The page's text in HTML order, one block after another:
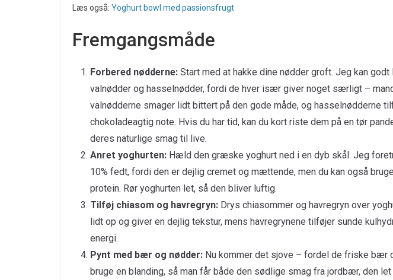
Læs også: Yoghurt bowl med passionsfrugt
Fremgangsmåde
Forbered nødderne: Start med at hakke dine nødder groft. Jeg kan godt
valnødder og hasselnødder, fordi de hver især giver noget særligt –
valnødderne smager lidt bittert på den gode måde, og hasselnødderne
chokoladeagtig note. Hvis du har tid, kan du kort riste dem på en tør
deres naturlige smag til live.
Anret yoghurten: Hæld den græske yoghurt ned i en dyb skål. Jeg
10% fedt, fordi den er dejlig cremet og mættende, men du kan også
protein. Rør yoghurten let, så den bliver luftig.
Tilføj chiasom og havregryn: Drys chiasommer og havregryn over
lidt op og giver en dejlig tekstur, mens havregrynene tilføjer sunde
energi.
Pynt med bær og nødder: Nu kommer det sjove – fordel de friske bær
bruge en blanding, så man får både den sødlige smag fra jordbær, den